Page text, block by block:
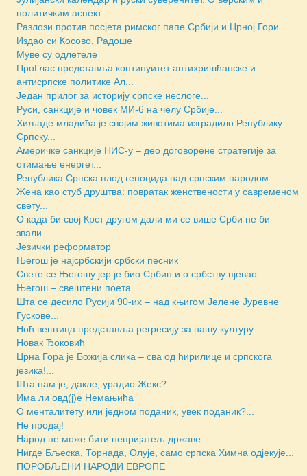
политичким аспект...
Разлози против посјета римског папе Србији и Црној Гори...
Издао си Косово, Радоше
Муве су одлетеле
ПроГлас представља континуитет антихришћанске и
антисрпске политике Ал...
Један прилог за историју српске неслоге...
Руси, санкције и човек МИ-6 на челу Србије...
Хиљаде младића је својим животима изградило Републику
Српску...
Америчкe санкције НИС-у – део договорене стратегије за
отимање енергет...
Репуб­ли­ка Српска плод геноцида над српским народом...
Жена као стуб друштва: повратак женствености у савременом
свету...
О када би свој Крст другом дали ми се више Срби не би
звали...
Језички реформатор
Његош је најсрбскији србски песник
Свете се Његошу јер је био Србин и о србству пјевао...
Његош – свештени поета
Шта се десило Русији 90-их – над књигом Јелене Јуревне
Гускове...
Ноћ вештица представља регресију за нашу културу...
Новак Ђоковић
Црна Гора је Божија слика – сва од ћирилице и српскога
језика!...
Шта нам је, дакле, урадио Жекс?
Има ли овд(ј)е Немањића
О менталитету или једном поданик, увек поданик?...
Не продај!
Народ не може бити непријатељ државе
Нигде Бљеска, Торнада, Олује, само српска Химна одјекује...
ПОРОБЉЕНИ НАРОДИ ЕВРОПЕ